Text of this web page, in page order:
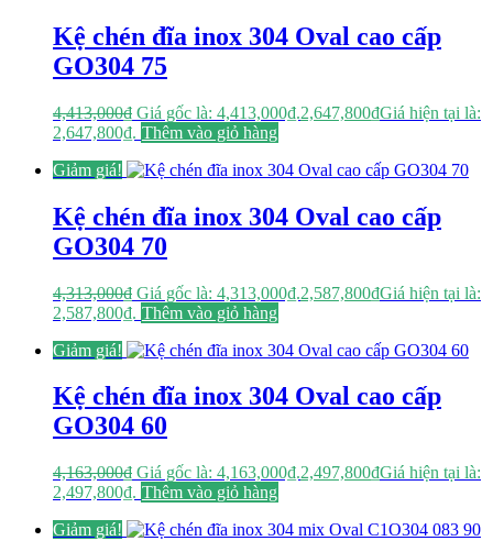
Kệ chén đĩa inox 304 Oval cao cấp
GO304 75
4,413,000₫ Giá gốc là: 4,413,000₫.2,647,800₫Giá hiện tại là:
2,647,800₫. Thêm vào giỏ hàng
Giảm giá!
Kệ chén đĩa inox 304 Oval cao cấp
GO304 70
4,313,000₫ Giá gốc là: 4,313,000₫.2,587,800₫Giá hiện tại là:
2,587,800₫. Thêm vào giỏ hàng
Giảm giá!
Kệ chén đĩa inox 304 Oval cao cấp
GO304 60
4,163,000₫ Giá gốc là: 4,163,000₫.2,497,800₫Giá hiện tại là:
2,497,800₫. Thêm vào giỏ hàng
Giảm giá!